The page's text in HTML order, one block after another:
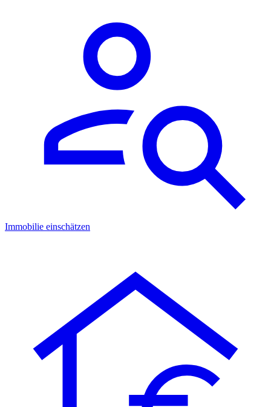
Immobilie einschätzen